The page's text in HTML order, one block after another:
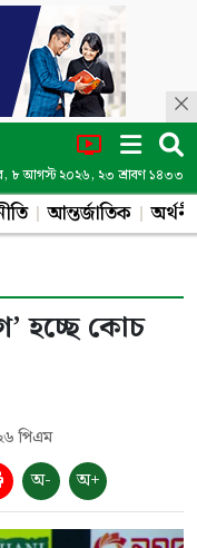
৮ আগস্ট ২০২৬, ২৩ শ্রাবণ ১৪৩৩
আন্তর্জাতিক
হচ্ছে কোচ
পিএম
অ- অ+